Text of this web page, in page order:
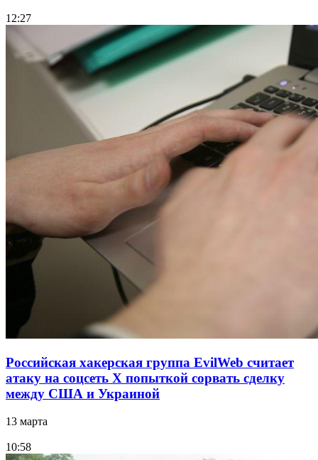
12:27
Российская хакерская группа EvilWeb считает
атаку на соцсеть Х попыткой сорвать сделку
между США и Украиной
13 марта
10:58